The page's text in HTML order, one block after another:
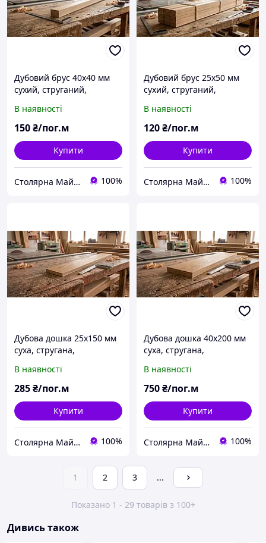
Дубовий брус 40х40 мм
сухий, струганий,
В наявності
150₴/пог.м
Купити
Столярна Майстерня UA 100%
Дубовий брус 25х50 мм
сухий, струганий,
В наявності
120₴/пог.м
Купити
Столярна Майстерня UA 100%
Дубова дошка 25х150 мм
суха, стругана,
В наявності
285₴/пог.м
Купити
Столярна Майстерня UA 100%
Дубова дошка 40х200 мм
суха, стругана,
В наявності
750₴/пог.м
Купити
Столярна Майстерня UA 100%
1 2 3 ...
Показано 1 - 29 товарів з 100+
Дивись також